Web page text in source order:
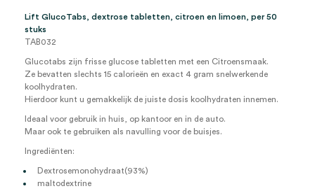
Lift GlucoTabs, dextrose tabletten, citroen en limoen, per 50
stuks
TAB032
Glucotabs zijn frisse glucose tabletten met een Citroensmaak.
Ze bevatten slechts 15 calorieën en exact 4 gram snelwerkende
koolhydraten.
Hierdoor kunt u gemakkelijk de juiste dosis koolhydraten innemen.
Ideaal voor gebruik in huis, op kantoor en in de auto.
Maar ook te gebruiken als navulling voor de buisjes.
Ingrediënten:
Dextrosemonohydraat(93%)
maltodextrine